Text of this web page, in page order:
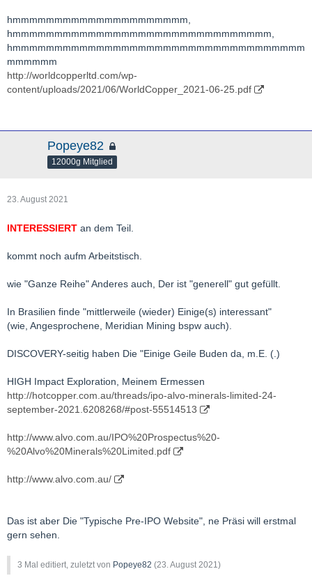
World Copper Reports 426 Million Tonne Oxide Copper
Resource at Redefined Escalones Project
- World Copper reports an updated inferred resource estimate
- The 3.45 billion pounds of copper should be amenable to heap
leaching with an average recovery of 71%.
enhances its value by lowering costs of capital and operating
sulphide flotation project.
- The updated resource estimate advances the Escalones
expand the oxide resource as we continue to progress the
[Blockierte Grafik:https://worldcopperltd.com/wp-…
ds/2021/08/Untitled-1.jpg
]
tonne-oxide-copper-resource-at-redefined-escalones-project/
hmmmmmmmmmmmmmmmmmmmmm,
hmmmmmmmmmmmmmmmmmmmmmmmmmmmmmmm,
hmmmmmmmmmmmmmmmmmmmmmmmmmmmmmmmmmmm
mmmmmm
http://worldcopperltd.com/wp-
content/uploads/2021/06/WorldCopper_2021-06-25.pdf
Popeye82
12000g Mitglied
23. August 2021
INTERESSIERT an dem Teil.
kommt noch aufm Arbeitstisch.
wie "Ganze Reihe" Anderes auch, Der ist "generell" gut gefüllt.
In Brasilien finde "mittlerweile (wieder) Einige(s) interessant"
(wie, Angesprochene, Meridian Mining bspw auch).
DISCOVERY-seitig haben Die "Einige Geile Buden da, m.E. (.)
HIGH Impact Exploration, Meinem Ermessen
http://hotcopper.com.au/threads/ipo-alvo-minerals-limited-24-
september-2021.6208268/#post-55514513
http://www.alvo.com.au/IPO%20Prospectus%20-
%20Alvo%20Minerals%20Limited.pdf
http://www.alvo.com.au/
Das ist aber Die "Typische Pre-IPO Website", ne Präsi will erstmal
gern sehen.
3 Mal editiert, zuletzt von Popeye82 (23. August 2021)